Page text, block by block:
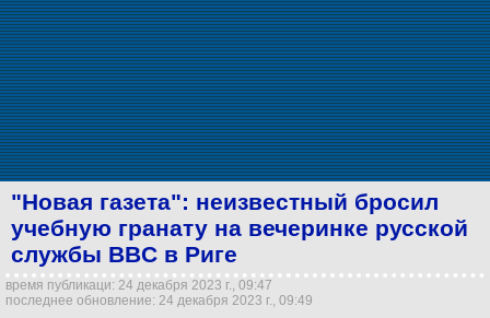
"Новая газета": неизвестный бросил
учебную гранату на вечеринке русской
службы BBC в Риге
время публикаци: 24 декабря 2023 г., 09:47
последнее обновление: 24 декабря 2023 г., 09:49